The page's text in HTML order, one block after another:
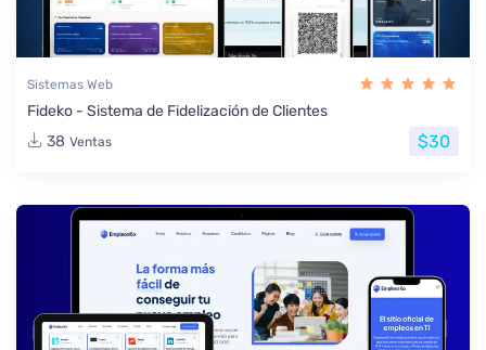
Sistemas Web
Fideko - Sistema de Fidelización de Clientes
38 Ventas $30